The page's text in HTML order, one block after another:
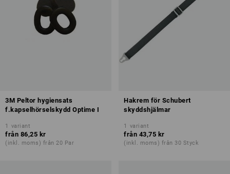
3M Peltor hygiensats
f.kapselhörselskydd Optime I
1 variant
från 86,25 kr
(inkl. moms) från 20 Par
Hakrem för Schubert
skyddshjälmar
1 variant
från 43,75 kr
(inkl. moms) från 30 Styck